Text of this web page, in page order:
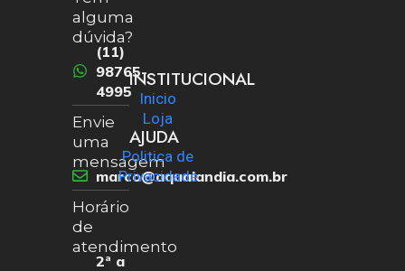
alguma
dúvida?
(11)
98765-
4995
Envie
uma
mensagem
marco@aqualandia.com.br
Horário
de
atendimento
2ª a
INSTITUCIONAL
Inicio
Loja
AJUDA
Politica de
Privacidade